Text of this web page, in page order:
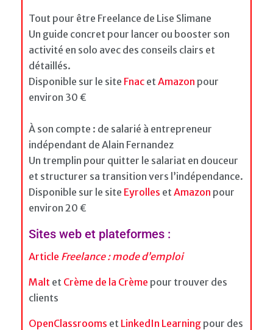
Tout pour être Freelance de Lise Slimane
Un guide concret pour lancer ou booster son
activité en solo avec des conseils clairs et
détaillés.
Disponible sur le site Fnac et Amazon pour
environ 30 €
À son compte : de salarié à entrepreneur
indépendant de Alain Fernandez
Un tremplin pour quitter le salariat en douceur
et structurer sa transition vers l’indépendance.
Disponible sur le site Eyrolles et Amazon pour
environ 20 €
Sites web et plateformes :
Article Freelance : mode d’emploi
Malt et Crème de la Crème pour trouver des
clients
OpenClassrooms et LinkedIn Learning pour des